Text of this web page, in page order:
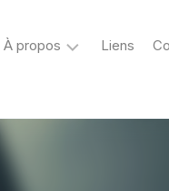
À propos
&
Liens